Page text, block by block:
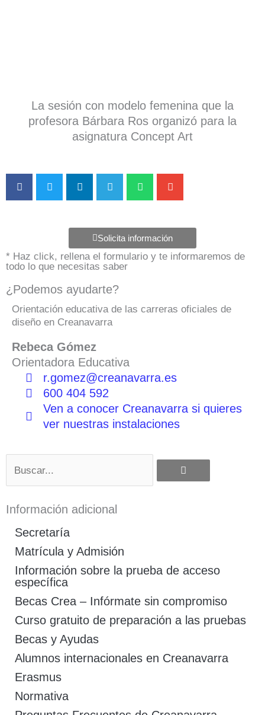
La sesión con modelo femenina que la
profesora Bárbara Ros organizó para la
asignatura Concept Art
Solicita información
* Haz click, rellena el formulario y te informaremos de
todo lo que necesitas saber
¿Podemos ayudarte?
Orientación educativa de las carreras oficiales de
diseño en Creanavarra
Rebeca Gómez
Orientadora Educativa
r.gomez@creanavarra.es
600 404 592
Ven a conocer Creanavarra si quieres
ver nuestras instalaciones
Información adicional
Secretaría
Matrícula y Admisión
Información sobre la prueba de acceso
específica
Becas Crea – Infórmate sin compromiso
Curso gratuito de preparación a las pruebas
Becas y Ayudas
Alumnos internacionales en Creanavarra
Erasmus
Normativa